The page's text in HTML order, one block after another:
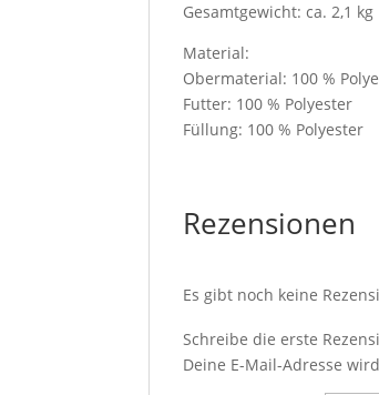
Gesamtgewicht: ca. 2,1 kg
Material:
Obermaterial: 100 %
Futter: 100 % Polyester
Füllung: 100 % Polyester
Rezensionen
Es gibt noch keine
Schreibe die erste
Deine E-Mail-Adresse